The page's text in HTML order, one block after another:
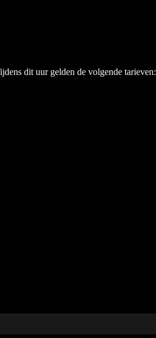
dit uur gelden de volgende tarieven: